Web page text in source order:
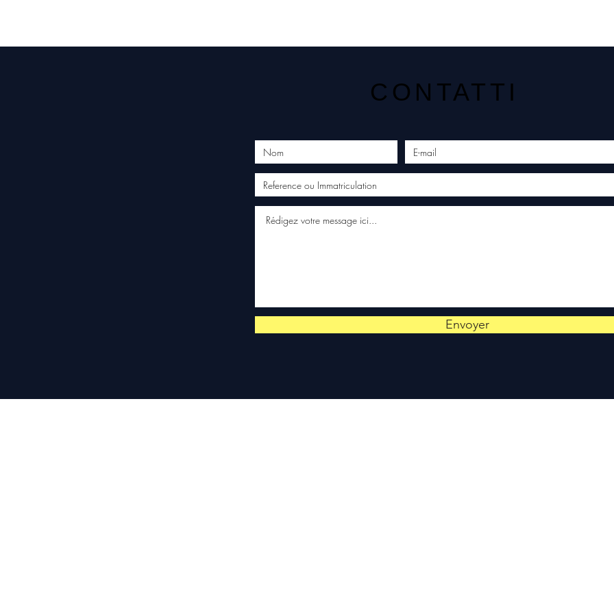
CONTATTI
Envoyer